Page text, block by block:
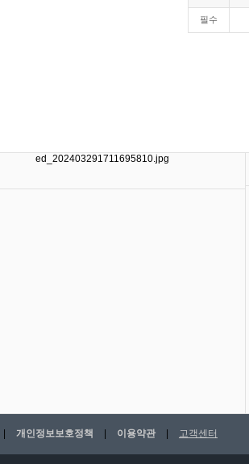
필수
개인정보보호정책 이용약관 고객센터